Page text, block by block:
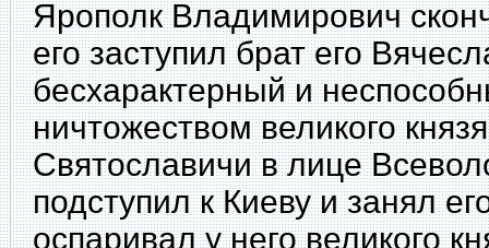
Ярополк Владимирович
его заступил брат его
бесхарактерный и
ничтожеством великого
Святославичи в лице
подступил к Киеву и занял
оспаривал у него великого